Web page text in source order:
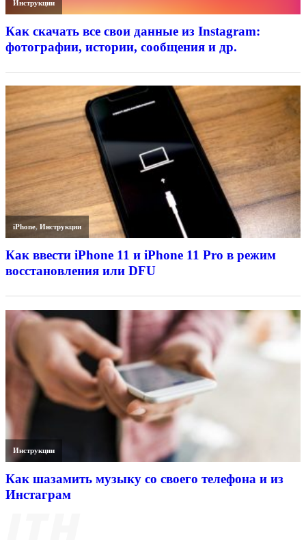
Инструкции
Как скачать все свои данные из Instagram:
фотографии, истории, сообщения и др.
iPhone,Инструкции
Как ввести iPhone 11 и iPhone 11 Pro в режим
восстановления или DFU
Инструкции
Как шазамить музыку со своего телефона и из
Инстаграм